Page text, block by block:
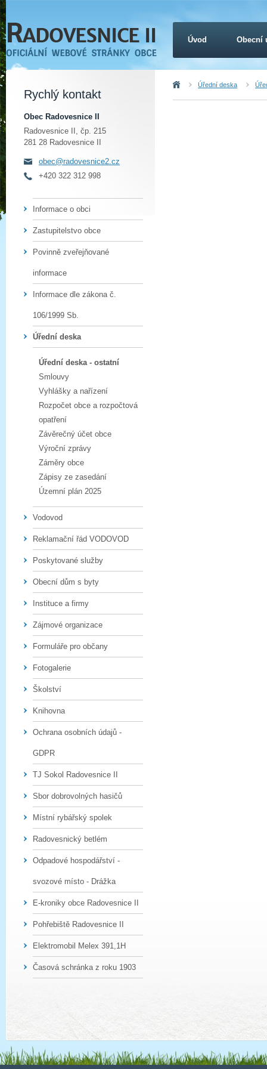
Úvod Úřední deska
Rychlý kontakt
Obec Radovesnice II
Radovesnice II, čp. 215
281 28 Radovesnice II
obec@radovesnice2.cz
+420 322 312 998
Informace o obci
Zastupitelstvo obce
Povinně zveřejňované
informace
Informace dle zákona č.
106/1999 Sb.
Úřední deska
Úřední deska - ostatní
Smlouvy
Vyhlášky a nařízení
Rozpočet obce a rozpočtová
opatření
Závěrečný účet obce
Výroční zprávy
Záměry obce
Zápisy ze zasedání
Územní plán 2025
Vodovod
Reklamační řád VODOVOD
Poskytované služby
Obecní dům s byty
Instituce a firmy
Zájmové organizace
Formuláře pro občany
Fotogalerie
Školství
Knihovna
Ochrana osobních údajů -
GDPR
TJ Sokol Radovesnice II
Sbor dobrovolných hasičů
Místní rybářský spolek
Radovesnický betlém
Odpadové hospodářství -
svozové místo - Drážka
E-kroniky obce Radovesnice II
Pohřebiště Radovesnice II
Elektromobil Melex 391,1H
Časová schránka z roku 1903
Úvod Obecní